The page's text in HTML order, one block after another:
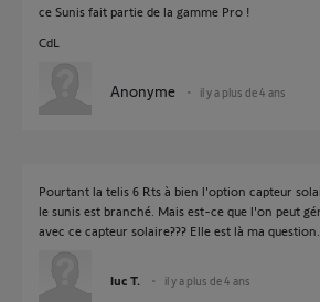
ce Sunis fait partie de la gamme Pro !
CdL
Anonyme il y a plus de 4 ans
Pourtant la telis 6 Rts à bien l'option capteur
le sunis est branché. Mais est-ce que l'on peut
avec ce capteur solaire??? Elle est là ma question...
luc T. il y a plus de 4 ans